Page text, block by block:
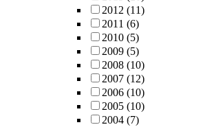
2012 (11)
2011 (6)
2010 (5)
2009 (5)
2008 (10)
2007 (12)
2006 (10)
2005 (10)
2004 (7)